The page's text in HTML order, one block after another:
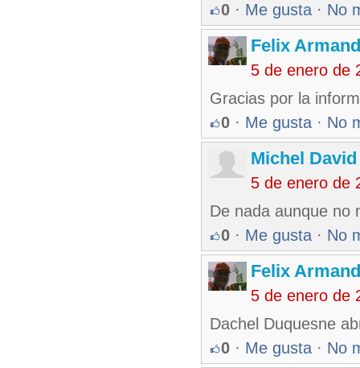
0 · Me gusta · No
Felix
5 de enero de
Gracias por la
0 · Me gusta · No
Michel
5 de enero de
De nada aunque no
0 · Me gusta · No
Felix
5 de enero de
Dachel Duquesne
0 · Me gusta · No